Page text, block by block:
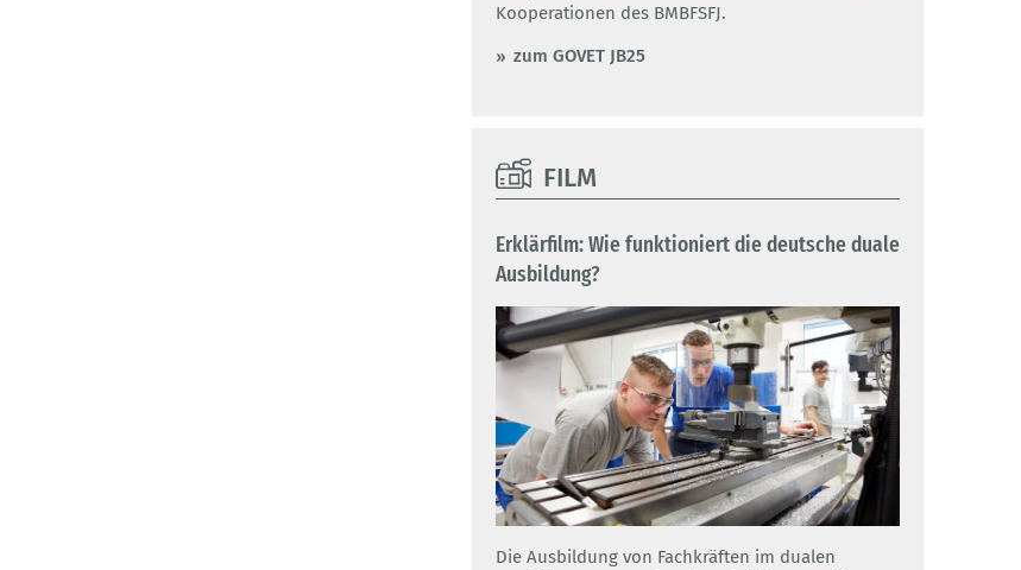
Kooperationen des BMBFSFJ.
zum GOVET JB25
FILM
Erklärfilm: Wie funktioniert die deutsche duale
Ausbildung?
Die Ausbildung von Fachkräften im dualen